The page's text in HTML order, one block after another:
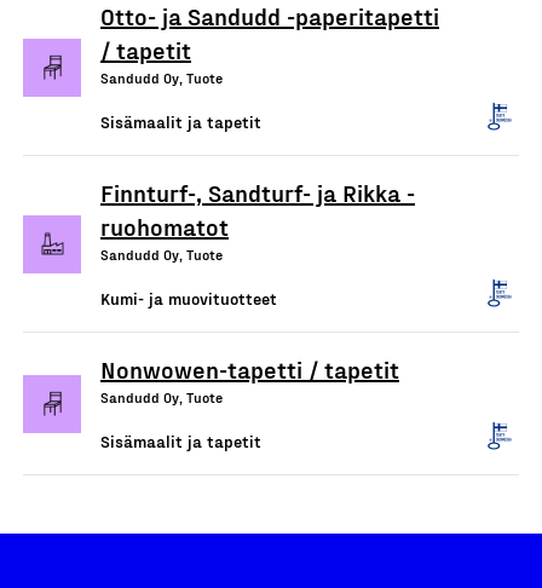
Otto- ja Sandudd -paperitapetti
/ tapetit
Sandudd Oy, Tuote
Sisämaalit ja tapetit
Finnturf-, Sandturf- ja Rikka -
ruohomatot
Sandudd Oy, Tuote
Kumi- ja muovituotteet
Nonwowen-tapetti / tapetit
Sandudd Oy, Tuote
Sisämaalit ja tapetit